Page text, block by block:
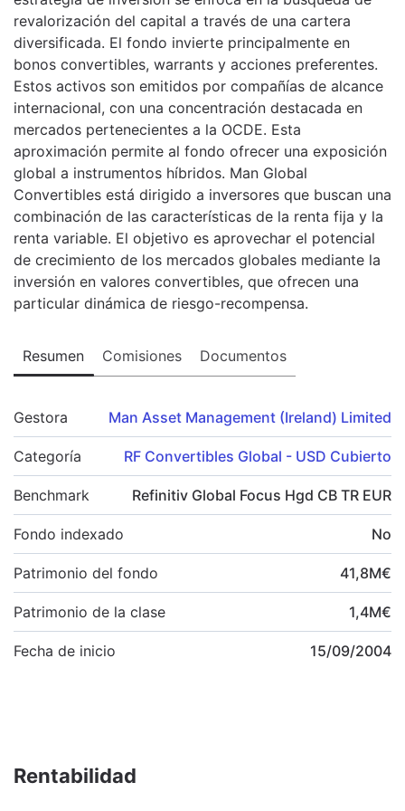
revalorización del capital a través de una cartera
diversificada. El fondo invierte principalmente en
bonos convertibles, warrants y acciones preferentes.
Estos activos son emitidos por compañías de alcance
internacional, con una concentración destacada en
mercados pertenecientes a la OCDE. Esta
aproximación permite al fondo ofrecer una exposición
global a instrumentos híbridos. Man Global
Convertibles está dirigido a inversores que buscan una
combinación de las características de la renta fija y la
renta variable. El objetivo es aprovechar el potencial
de crecimiento de los mercados globales mediante la
inversión en valores convertibles, que ofrecen una
particular dinámica de riesgo-recompensa.
Resumen Comisiones Documentos
Gestora Man Asset Management (Ireland) Limited
Categoría RF Convertibles Global - USD Cubierto
Benchmark Refinitiv Global Focus Hgd CB TR EUR
Fondo indexado No
Patrimonio del fondo 41,8M€
Patrimonio de la clase 1,4M€
Fecha de inicio 15/09/2004
Rentabilidad